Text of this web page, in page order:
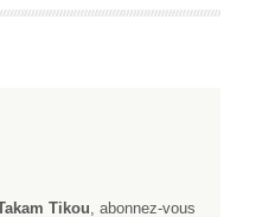
Tikou , abonnez-vous